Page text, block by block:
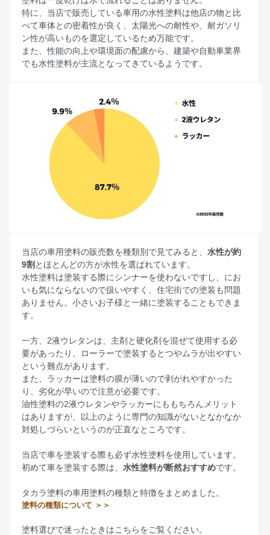
特に、当店で販売している車用の水性塗料は他店の物と比
べて車体との密着性が良く、太陽光への耐性や、耐ガソリ
ン性が高いものを選定しているため万能です。
また、性能の向上や環境面の配慮から、建築や自動車業界
でも水性塗料が主流となってきているようです。
当店の車用塗料の販売数を種類別で見てみると、 水性が約
9割 とほとんどの方が水性を選ばれています。
水性塗料は塗装する際にシンナーを使わないですし、にお
いも気にならないので扱いやすく、住宅街での塗装も問題
ありません。小さいお子様と一緒に塗装することもできま
す。
一方、2液ウレタンは、主剤と硬化剤を混ぜて使用する必
要があったり、ローラーで塗装するとつやムラが出やすい
という難点があります。
また、ラッカーは塗料の膜が薄いので剥がれやすかった
り、劣化が早いので注意が必要です。
油性塗料の2液ウレタンやラッカーにももちろんメリット
はありますが、以上のように専門の知識がないとなかなか
対処しづらいというのが正直なところです。
当店で車を塗装する際も必ず水性塗料を使用しています。
初めて車を塗装する際は、 水性塗料が断然おすすめです。
タカラ塗料の車用塗料の種類と特徴をまとめました。
塗料の種類について ＞＞
塗料選びで迷ったときはこちらをご覧ください。